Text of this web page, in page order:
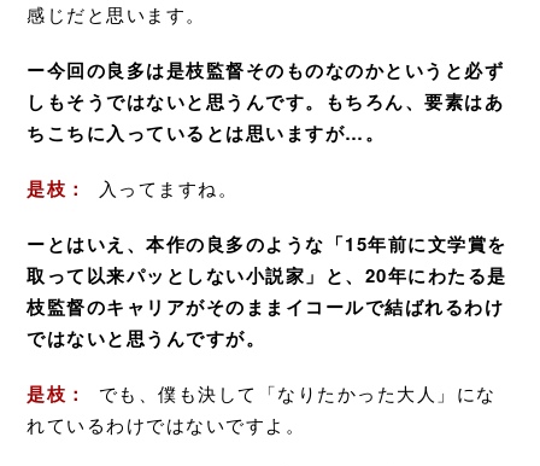
感じだと思います。
ー今回の良多は是枝監督そのものなのかというと必ず
しもそうではないと思うんです。もちろん、要素はあ
ちこちに入っているとは思いますが…。
是枝： 入ってますね。
ーとはいえ、本作の良多のような「15年前に文学賞を
取って以来パッとしない小説家」と、20年にわたる是
枝監督のキャリアがそのままイコールで結ばれるわけ
ではないと思うんですが。
是枝：
でも、僕も決して「なりたかった大人」にな
れているわけではないですよ。